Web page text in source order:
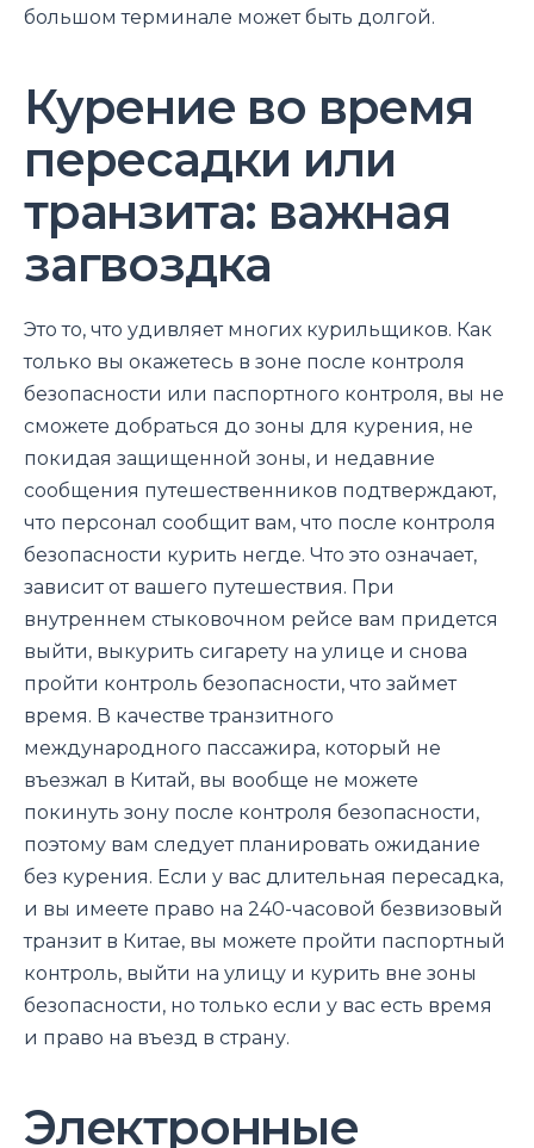
большом терминале может быть долгой.
Курение во время
пересадки или
транзита: важная
загвоздка
Это то, что удивляет многих курильщиков. Как
только вы окажетесь в зоне после контроля
безопасности или паспортного контроля, вы не
сможете добраться до зоны для курения, не
покидая защищенной зоны, и недавние
сообщения путешественников подтверждают,
что персонал сообщит вам, что после контроля
безопасности курить негде. Что это означает,
зависит от вашего путешествия. При
внутреннем стыковочном рейсе вам придется
выйти, выкурить сигарету на улице и снова
пройти контроль безопасности, что займет
время. В качестве транзитного
международного пассажира, который не
въезжал в Китай, вы вообще не можете
покинуть зону после контроля безопасности,
поэтому вам следует планировать ожидание
без курения. Если у вас длительная пересадка,
и вы имеете право на 240-часовой безвизовый
транзит в Китае, вы можете пройти паспортный
контроль, выйти на улицу и курить вне зоны
безопасности, но только если у вас есть время
и право на въезд в страну.
Электронные